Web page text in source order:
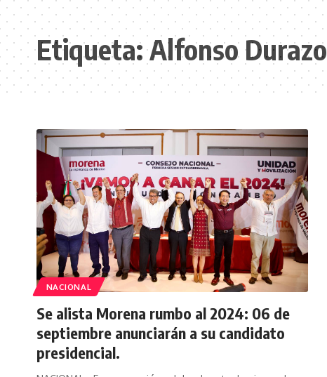
Etiqueta:Alfonso Durazo
NACIONAL
Se alista Morena rumbo al 2024: 06 de
septiembre anunciarán a su candidato
presidencial.